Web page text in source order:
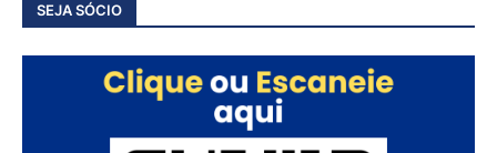
SEJA SÓCIO